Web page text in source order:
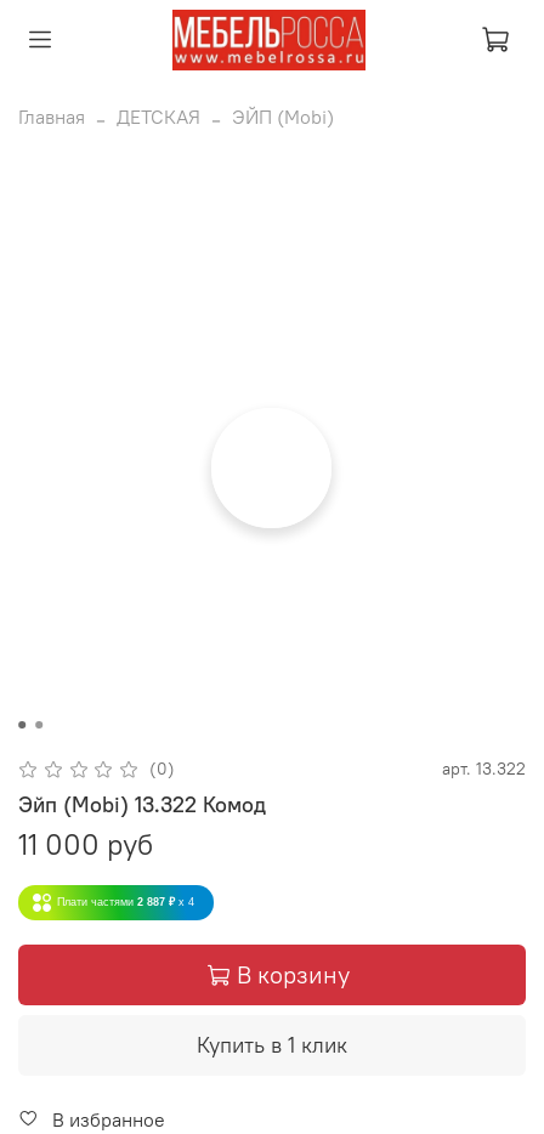
Главная ДЕТСКАЯ ЭЙП (Mobi)
(0) арт. 13.322
Эйп (Mobi) 13.322 Комод
11 000 руб
Плати частями 2 887 ₽ x 4
В корзину
Купить в 1 клик
В избранное